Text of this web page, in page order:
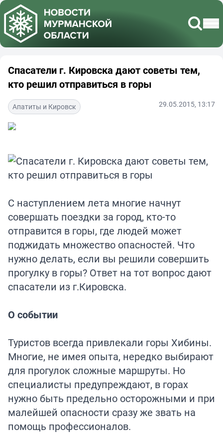
Спасатели г. Кировска дают советы тем,
кто решил отправиться в горы
Апатиты и Кировск 29.05.2015, 13:17
С наступлением лета многие начнут
совершать поездки за город, кто-то
отправится в горы, где людей может
поджидать множество опасностей. Что
нужно делать, если вы решили совершить
прогулку в горы? Ответ на тот вопрос дают
спасатели из г.Кировска.
О событии
Туристов всегда привлекали горы Хибины.
Многие, не имея опыта, нередко выбирают
для прогулок сложные маршруты. Но
специалисты предупреждают, в горах
нужно быть предельно осторожными и при
малейшей опасности сразу же звать на
помощь профессионалов.